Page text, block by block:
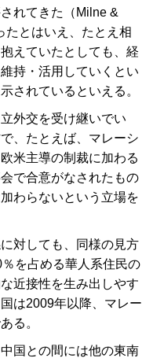
れてきた（Milne &
たとはいえ、たとえ相
えていたとしても、経
持・活用していくとい
されているといえる。
外交を受け継いでい
、たとえば、マレーシ
米主導の制裁に加わる
で合意がなされたもの
わらないという立場を
対しても、同様の見方
を占める華人系住民の
近接性を生み出しやす
は2009年以降、マレー
る。
国との間には他の東南